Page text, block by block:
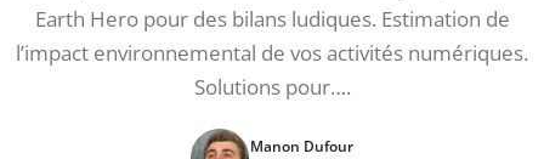
Earth Hero pour des bilans ludiques. Estimation de
l’impact environnemental de vos activités numériques.
Solutions pour….
Manon Dufour